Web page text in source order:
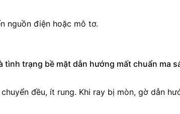
nguồn điện hoặc mô tơ.
trạng bề mặt dẫn hướng mất chuẩn ma
đều, ít rung. Khi ray bị mòn, gờ dẫn